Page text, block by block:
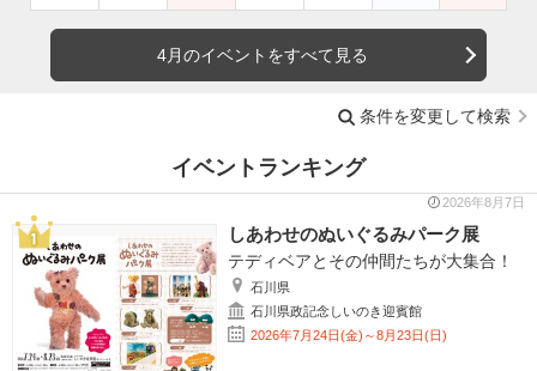
4月のイベントをすべて見る
条件を変更して検索
イベントランキング
2026年8月7日
しあわせのぬいぐるみパーク展
テディベアとその仲間たちが大集合！
石川県
石川県政記念しいのき迎賓館
2026年7月24日(金)～8月23日(日)